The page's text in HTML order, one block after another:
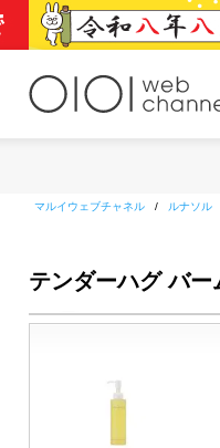
マルイウェブチャネル / ルナソル
テンダーハグ バ